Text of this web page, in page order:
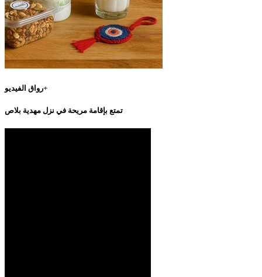
رواق الفيديو+
تمتع بإقامة مريحة في نزل مهدية بلاص